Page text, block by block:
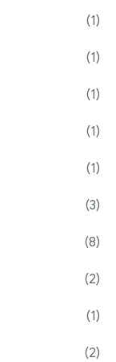
(1)
(1)
(1)
(1)
(1)
(3)
(8)
(2)
(1)
(2)